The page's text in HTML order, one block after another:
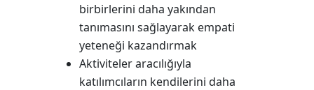
birbirlerini daha yakından
tanımasını sağlayarak empati
yeteneği kazandırmak
Aktiviteler aracılığıyla
katılımcıların kendilerini daha